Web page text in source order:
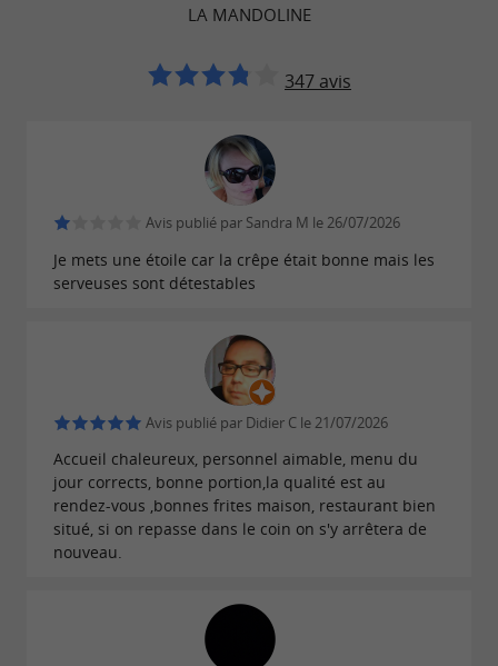
LA MANDOLINE
347 avis
Avis publié par Sandra M le 26/07/2026
Je mets une étoile car la crêpe était bonne mais les
serveuses sont détestables
Avis publié par Didier C le 21/07/2026
Accueil chaleureux, personnel aimable, menu du
jour corrects, bonne portion,la qualité est au
rendez-vous ,bonnes frites maison, restaurant bien
situé, si on repasse dans le coin on s'y arrêtera de
nouveau.